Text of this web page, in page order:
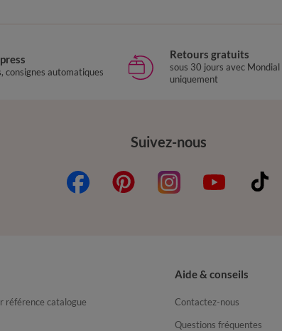
consignes automatiques
Retours gratuits
sous 30 jours avec Mondial
uniquement
Suivez-nous
référence catalogue
Aide & conseils
Contactez-nous
Questions fréquentes